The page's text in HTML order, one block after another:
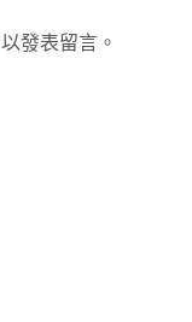
以發表留言。